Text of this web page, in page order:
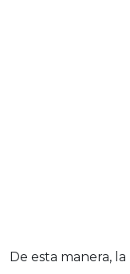
De esta manera,